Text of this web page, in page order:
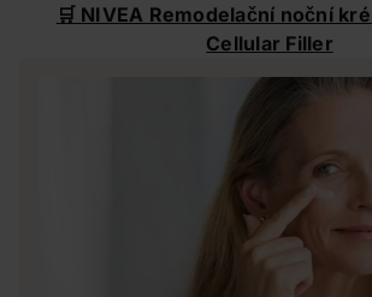
🛒 NIVEA Remodelační noční
Cellular Filler